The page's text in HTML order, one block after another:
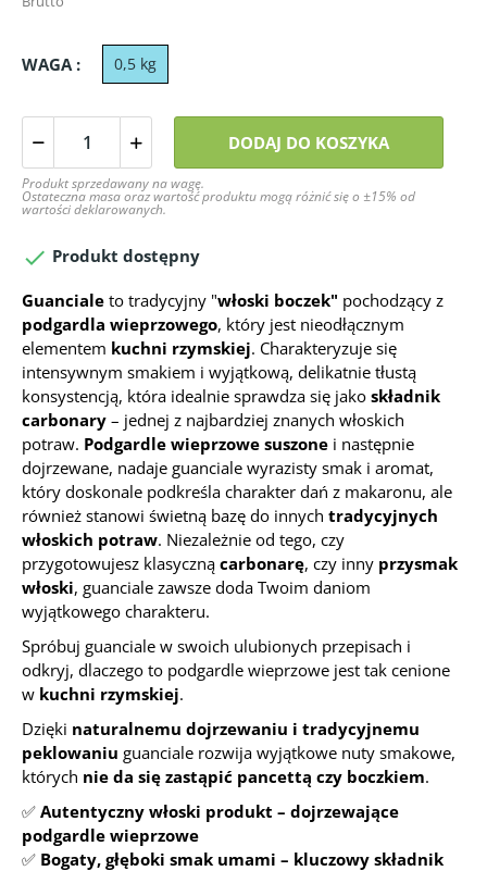
WAGA : 0,5 kg
DODAJ DO KOSZYKA
Produkt sprzedawany na wagę.
Ostateczna masa oraz wartość produktu mogą różnić się o ±15% od
wartości deklarowanych.
 Produkt dostępny
Guanciale to tradycyjny "włoski boczek" pochodzący z
podgardla wieprzowego, który jest nieodłącznym
elementem kuchni rzymskiej. Charakteryzuje się
intensywnym smakiem i wyjątkową, delikatnie tłustą
konsystencją, która idealnie sprawdza się jako składnik
carbonary – jednej z najbardziej znanych włoskich
potraw. Podgardle wieprzowe suszone i następnie
dojrzewane, nadaje guanciale wyrazisty smak i aromat,
który doskonale podkreśla charakter dań z makaronu, ale
również stanowi świetną bazę do innych tradycyjnych
włoskich potraw. Niezależnie od tego, czy
przygotowujesz klasyczną carbonarę, czy inny przysmak
włoski, guanciale zawsze doda Twoim daniom
wyjątkowego charakteru.
Spróbuj guanciale w swoich ulubionych przepisach i
odkryj, dlaczego to podgardle wieprzowe jest tak cenione
w kuchni rzymskiej.
Dzięki naturalnemu dojrzewaniu i tradycyjnemu
peklowaniu guanciale rozwija wyjątkowe nuty smakowe,
których nie da się zastąpić pancettą czy boczkiem.
✅ Autentyczny włoski produkt – dojrzewające
podgardle wieprzowe
✅ Bogaty, głęboki smak umami – kluczowy składnik